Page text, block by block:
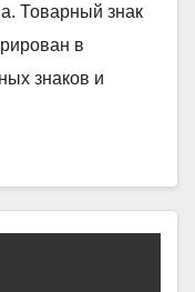
Товарный знак
в
знаков и